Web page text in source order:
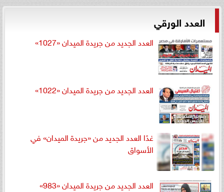
العدد الورقي
العدد الجديد من جريدة الميدان «1027»
العدد الجديد من جريدة الميدان «1022»
غدًا العدد الجديد من «جريدة الميدان» في
الأسواق
العدد الجديد من جريدة الميدان «983»